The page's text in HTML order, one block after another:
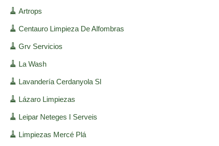
🧹 Artrops
🧹 Centauro Limpieza De Alfombras
🧹 Grv Servicios
🧹 La Wash
🧹 Lavandería Cerdanyola Sl
🧹 Lázaro Limpiezas
🧹 Leipar Neteges I Serveis
🧹 Limpiezas Mercé Plá